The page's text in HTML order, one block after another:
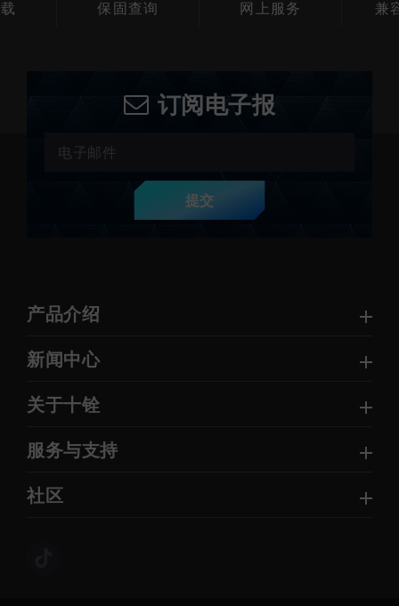
保固查询 网上服务 兼
订阅电子报
提交
产品介绍
新闻中心
关于十铨
服务与支持
社区